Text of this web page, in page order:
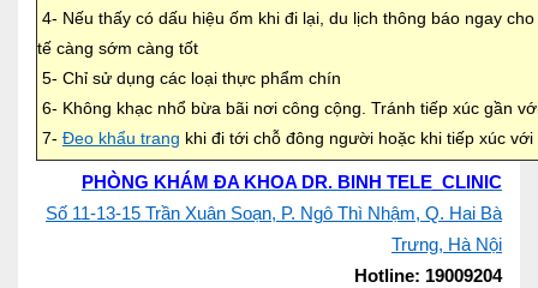
4- Nếu thấy có dấu hiệu ốm khi đi lại, du lịch thông báo ngay
tế càng sớm càng tốt
5- Chỉ sử dụng các loại thực phẩm chín
6- Không khạc nhổ bừa bãi nơi công cộng. Tránh tiếp xúc gần
7- Đeo khẩu trang khi đi tới chỗ đông người hoặc khi tiếp xúc
PHÒNG KHÁM ĐA KHOA DR. BINH TELE_CLINIC
Số 11-13-15 Trần Xuân Soạn, P. Ngô Thì Nhậm, Q. Hai Bà
Trưng, Hà Nội
Hotline: 19009204